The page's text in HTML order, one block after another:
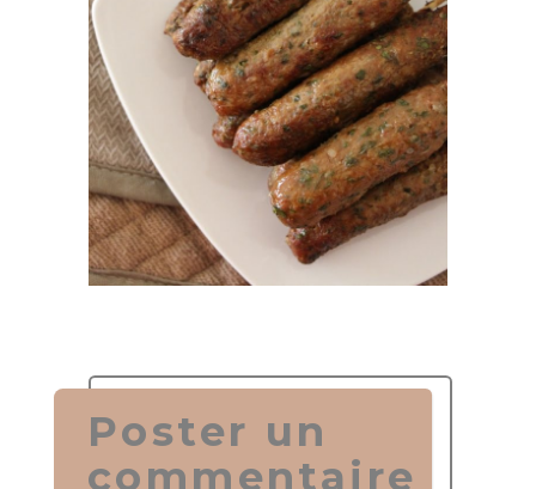
Poster un
commentaire